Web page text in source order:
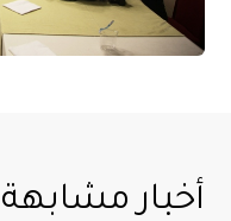
أخبار مشابهة